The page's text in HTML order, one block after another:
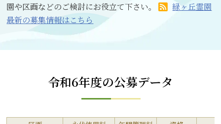
園や区画などのご検討にお役立て下さい。
緑ヶ丘霊園
最新の募集情報はこちら
令和6年度の公募データ